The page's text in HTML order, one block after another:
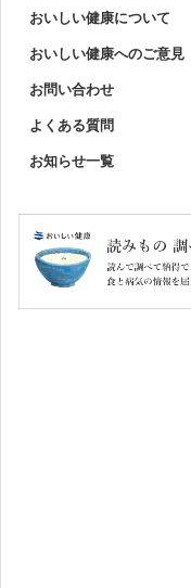
おいしい健康について
おいしい健康へのご意見
お問い合わせ
よくある質問
お知らせ一覧